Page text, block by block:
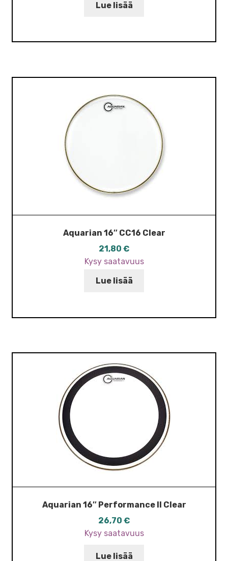
Lue lisää
Aquarian 16″ CC16 Clear
21,80 €
Kysy saatavuus
Lue lisää
Aquarian 16″ Performance II Clear
26,70 €
Kysy saatavuus
Lue lisää